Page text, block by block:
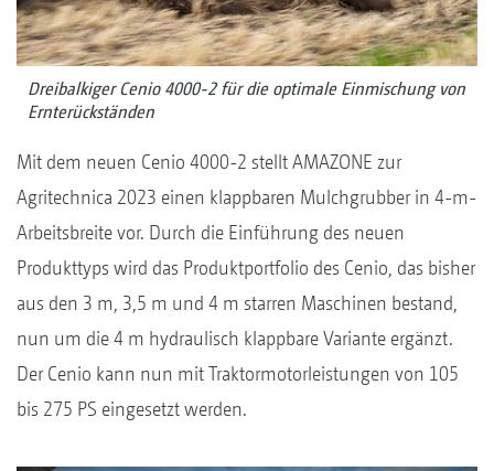
Dreibalkiger Cenio 4000-2 für die optimale Einmischung von
Ernterückständen
Mit dem neuen Cenio 4000-2 stellt AMAZONE zur
Agritechnica 2023 einen klappbaren Mulchgrubber in 4-m-
Arbeitsbreite vor. Durch die Einführung des neuen
Produkttyps wird das Produktportfolio des Cenio, das bisher
aus den 3 m, 3,5 m und 4 m starren Maschinen bestand,
nun um die 4 m hydraulisch klappbare Variante ergänzt.
Der Cenio kann nun mit Traktormotorleistungen von 105
bis 275 PS eingesetzt werden.